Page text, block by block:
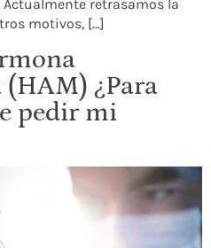
retrasamos la
motivos, […]
¿Para
pedir mi